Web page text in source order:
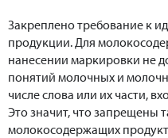
Закреплено требование к
продукции. Для
нанесении маркировки не
понятий молочных и
числе слова или их части,
Это значит, что запрещены
молокосодержащих